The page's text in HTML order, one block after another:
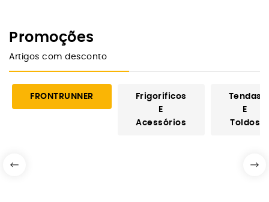
Promoções
Artigos com desconto
FRONTRUNNER
Frigorificos
E
Acessórios
Tendas
E
Toldos